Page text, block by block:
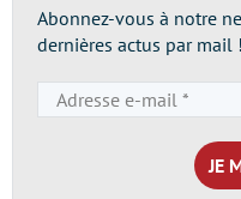
Abonnez-vous à notre
dernières actus par mail !